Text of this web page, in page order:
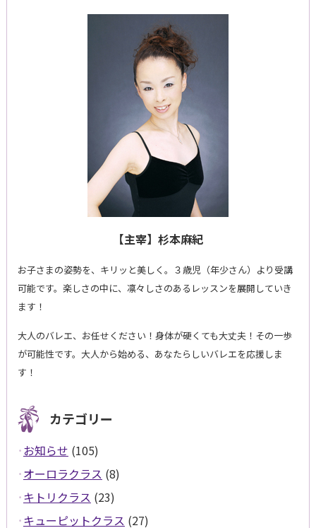
【主宰】杉本麻紀
お子さまの姿勢を、キリッと美しく。３歳児（年少さん）より受講
可能です。楽しさの中に、凛々しさのあるレッスンを展開していき
ます！
大人のバレエ、お任せください！身体が硬くても大丈夫！その一歩
が可能性です。大人から始める、あなたらしいバレエを応援しま
す！
カテゴリー
お知らせ (105)
オーロラクラス (8)
キトリクラス (23)
キューピットクラス (27)